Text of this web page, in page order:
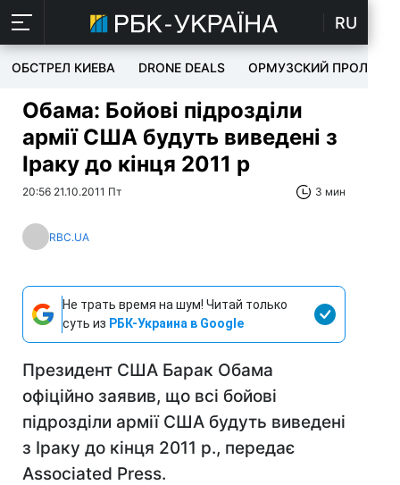
RU
ОБСТРЕЛ КИЕВА DRONE DEALS ОРМУЗСКИЙ ПРОЛИВ
Обама: Бойові підрозділи
армії США будуть виведені з
Іраку до кінця 2011 р
20:56 21.10.2011 Пт 3 мин
RBC.UA
Не трать время на шум! Читай только
суть из РБК-Украина в Google
Президент США Барак Обама
офіційно заявив, що всі бойові
підрозділи армії США будуть виведені
з Іраку до кінця 2011 р., передає
Associated Press.